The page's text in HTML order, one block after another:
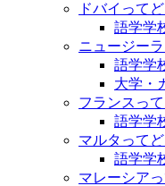
ドバイって
語学学
ニュージー
語学学
大学・
フランスっ
語学学
マルタって
語学学
マレーシア